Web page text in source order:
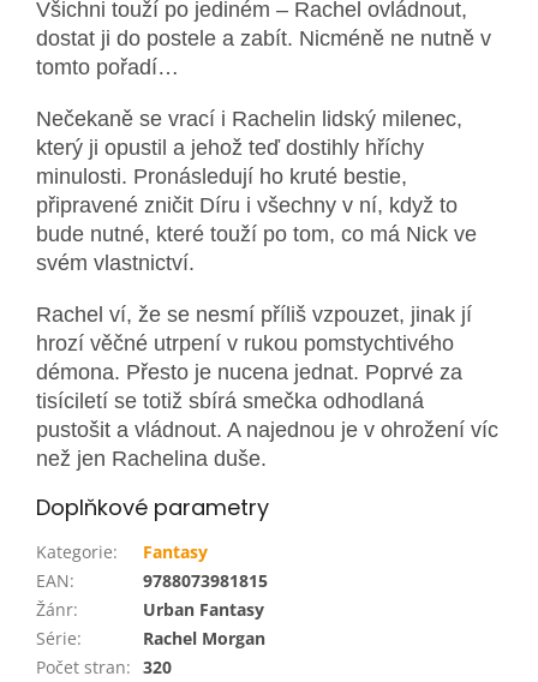
Všichni touží po jediném – Rachel ovládnout,
dostat ji do postele a zabít. Nicméně ne nutně v
tomto pořadí…
Nečekaně se vrací i Rachelin lidský milenec,
který ji opustil a jehož teď dostihly hříchy
minulosti. Pronásledují ho kruté bestie,
připravené zničit Díru i všechny v ní, když to
bude nutné, které touží po tom, co má Nick ve
svém vlastnictví.
Rachel ví, že se nesmí příliš vzpouzet, jinak jí
hrozí věčné utrpení v rukou pomstychtivého
démona. Přesto je nucena jednat. Poprvé za
tisíciletí se totiž sbírá smečka odhodlaná
pustošit a vládnout. A najednou je v ohrožení víc
než jen Rachelina duše.
Doplňkové parametry
Kategorie:
Fantasy
EAN:
9788073981815
Žánr:
Urban Fantasy
Série:
Rachel Morgan
Počet stran: 320